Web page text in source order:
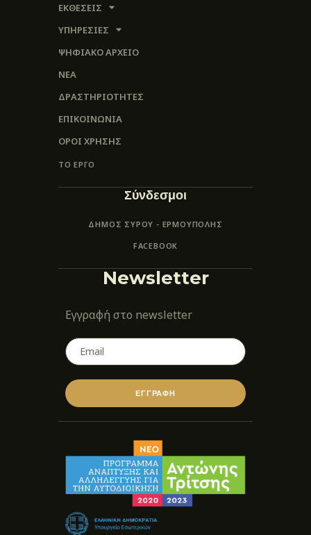
ΕΚΘΕΣΕΙΣ
ΥΠΗΡΕΣΙΕΣ
ΨΗΦΙΑΚΌ ΑΡΧΕΊΟ
ΝΕΑ
ΔΡΑΣΤΗΡΙΟΤΗΤΕΣ
ΕΠΙΚΟΙΝΩΝΊΑ
ΌΡΟΙ ΧΡΉΣΗΣ
ΤΟ ΕΡΓΟ
Σύνδεσμοι
ΔΗΜΟΣ ΣΥΡΟΥ - ΕΡΜΟΎΠΟΛΗΣ
FACEBOOK
Newsletter
Εγγραφή στο newsletter
ΕΓΓΡΑΦΗ